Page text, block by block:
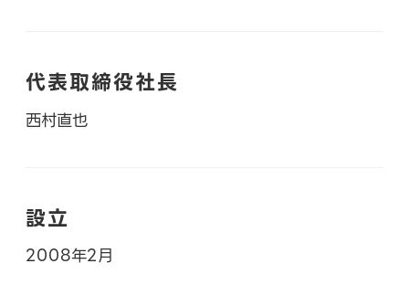
お問い合わせフォームへ
代表取締役社長
西村直也
設立
2008年2月